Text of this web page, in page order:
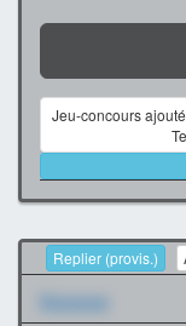
Jeu-concours
Replier (provis.)
Xxxxxxx